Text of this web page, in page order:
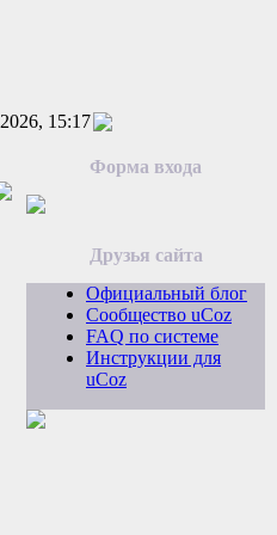
15:17
Форма входа
Друзья сайта
Официальный блог
Сообщество uCoz
FAQ по системе
Инструкции для
uCoz